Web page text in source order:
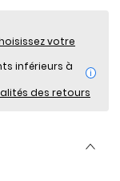
votre
i
des retours